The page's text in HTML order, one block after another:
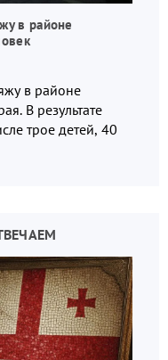
в районе
в районе
В результате
трое детей, 40